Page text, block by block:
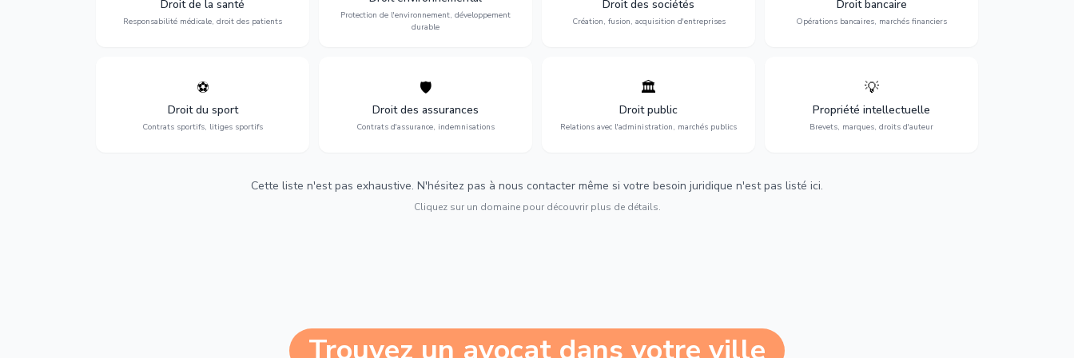
Droit de la santé
Responsabilité médicale, droit des patients
et indemnisation.
Protection de l'environnement, développement
durable
développement durable.
Droit des sociétés
Création, fusion, acquisition d'entreprises
restructuration.
Droit bancaire
Opérations bancaires, marchés financiers
régulation.
⚽
Droit du sport
Contrats sportifs, litiges sportifs
Expertise en droit sportif : contrats de
sportifs, transferts, sponsoring et
contentieux.
🛡️
Droit des assurances
Contrats d'assurance, indemnisations
Défense de vos intérêts : contrats
d'assurance, sinistres et indemnisations
optimales.
🏛️
Droit public
Relations avec l'administration, marchés publics
Gestion de vos relations avec
l'administration : marchés publics,
urbanisme et contentieux.
💡
Propriété intellectuelle
Brevets, marques, droits d'auteur
Protection de vos créations : brevets,
marques, droits d'auteur et lutte contre la
contrefaçon.
Cette liste n'est pas exhaustive. N'hésitez pas à nous contacter même si votre besoin juridique n'est pas listé ici.
Cliquez sur un domaine pour découvrir plus de détails.